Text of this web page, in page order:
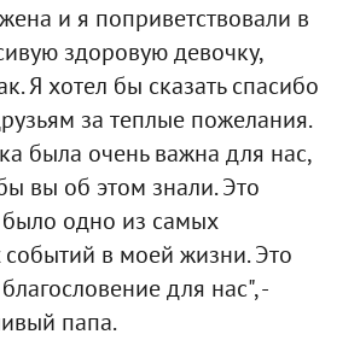
и я поприветствовали в
здоровую девочку,
Я хотел бы сказать спасибо
за теплые пожелания.
была очень важна для нас,
вы об этом знали. Это
было одно из самых
событий в моей жизни. Это
для нас", -
папа.